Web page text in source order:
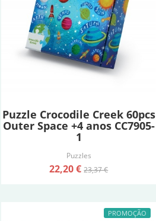
Puzzle Crocodile Creek 60pcs
Outer Space +4 anos CC7905-
1
Puzzles
22,20 €23,37 €
PROMOÇÃO